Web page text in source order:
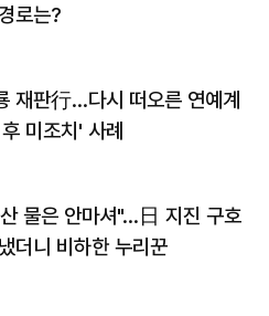
로는?
재판行…다시 떠오른 연예계
미조치' 사례
물은 안마셔"…日 지진 구호
더니 비하한 누리꾼